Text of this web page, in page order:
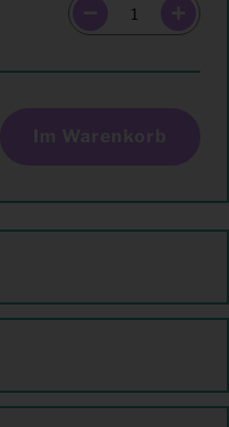
Im Warenkorb